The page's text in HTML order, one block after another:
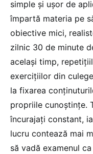
simple și ușor de
împartă materia pe
obiective mici,
zilnic 30 de minute
același timp,
exercițiilor din
la fixarea
propriile cunoștințe.
încurajați constant,
lucru contează mai
să vadă examenul